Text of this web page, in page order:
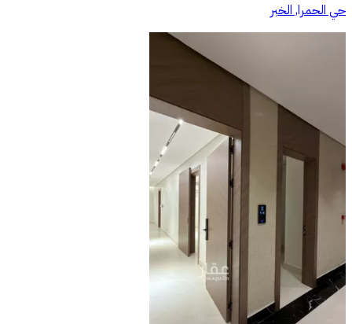
حي الحمرا, الخبر